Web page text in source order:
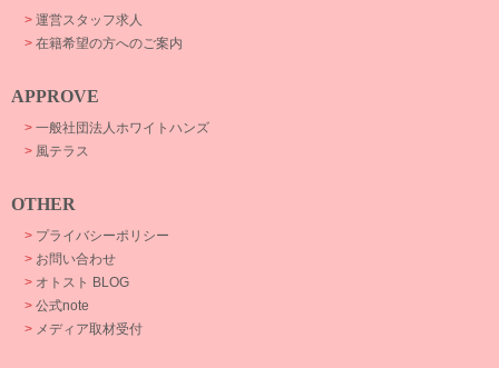
> 運営スタッフ求人
> 在籍希望の方へのご案内
APPROVE
> 一般社団法人ホワイトハンズ
> 風テラス
OTHER
> プライバシーポリシー
> お問い合わせ
> オトスト BLOG
> 公式note
> メディア取材受付